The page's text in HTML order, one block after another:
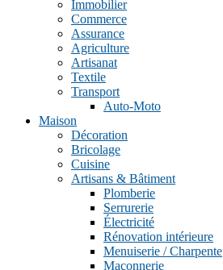
Immobilier
Commerce
Assurance
Agriculture
Artisanat
Textile
Transport
Auto-Moto
Maison
Décoration
Bricolage
Cuisine
Artisans & Bâtiment
Plomberie
Serrurerie
Électricité
Rénovation intérieure
Menuiserie / Charpente
Maçonnerie